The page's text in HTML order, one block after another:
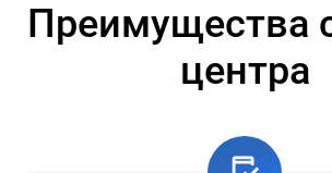
Преимущества
центра